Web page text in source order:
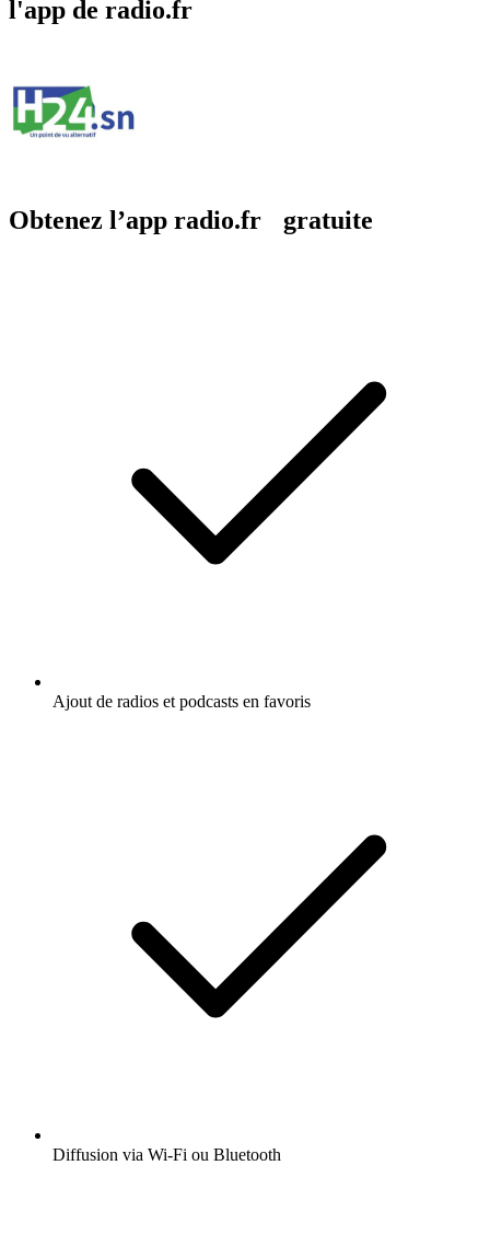
l'app de radio.fr
Obtenez l’app radio.fr gratuite
Ajout de radios et podcasts en favoris
Diffusion via Wi-Fi ou Bluetooth